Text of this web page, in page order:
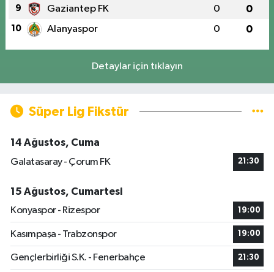
9 Gaziantep FK 0 0
10 Alanyaspor 0 0
Detaylar için tıklayın
Süper Lig Fikstür
14 Ağustos, Cuma
Galatasaray - Çorum FK
21:30
15 Ağustos, Cumartesi
Konyaspor - Rizespor
19:00
Kasımpaşa - Trabzonspor 19:00
Gençlerbirliği S.K. - Fenerbahçe 21:30